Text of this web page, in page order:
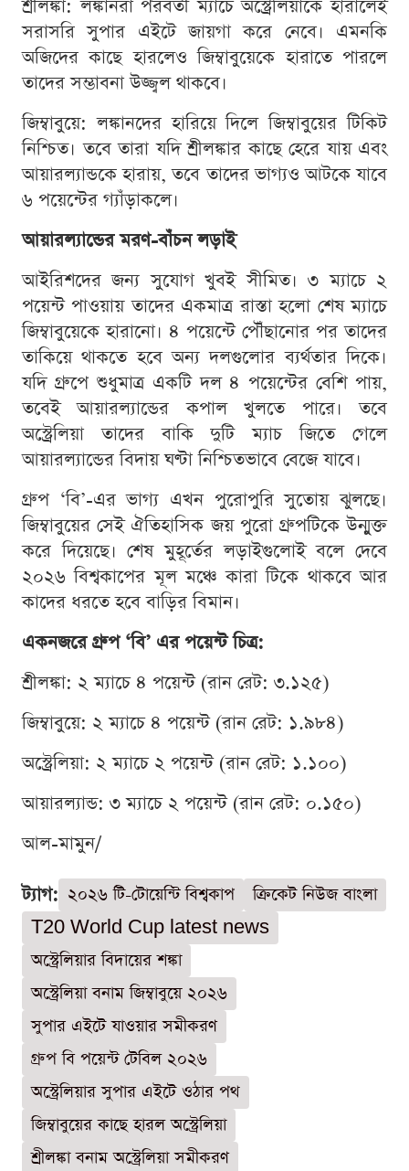
শ্রীলঙ্কা: লঙ্কানরা পরবর্তী ম্যাচে অস্ট্রেলিয়াকে হারালেই
সরাসরি সুপার এইটে জায়গা করে নেবে। এমনকি
অজিদের কাছে হারলেও জিম্বাবুয়েকে হারাতে পারলে
তাদের সম্ভাবনা উজ্জ্বল থাকবে।
জিম্বাবুয়ে: লঙ্কানদের হারিয়ে দিলে জিম্বাবুয়ের টিকিট
নিশ্চিত। তবে তারা যদি শ্রীলঙ্কার কাছে হেরে যায় এবং
আয়ারল্যান্ডকে হারায়, তবে তাদের ভাগ্যও আটকে যাবে
৬ পয়েন্টের গ্যাঁড়াকলে।
আয়ারল্যান্ডের মরণ-বাঁচন লড়াই
আইরিশদের জন্য সুযোগ খুবই সীমিত। ৩ ম্যাচে ২
পয়েন্ট পাওয়ায় তাদের একমাত্র রাস্তা হলো শেষ ম্যাচে
জিম্বাবুয়েকে হারানো। ৪ পয়েন্টে পৌঁছানোর পর তাদের
তাকিয়ে থাকতে হবে অন্য দলগুলোর ব্যর্থতার দিকে।
যদি গ্রুপে শুধুমাত্র একটি দল ৪ পয়েন্টের বেশি পায়,
তবেই আয়ারল্যান্ডের কপাল খুলতে পারে। তবে
অস্ট্রেলিয়া তাদের বাকি দুটি ম্যাচ জিতে গেলে
আয়ারল্যান্ডের বিদায় ঘণ্টা নিশ্চিতভাবে বেজে যাবে।
গ্রুপ ‘বি’-এর ভাগ্য এখন পুরোপুরি সুতোয় ঝুলছে।
জিম্বাবুয়ের সেই ঐতিহাসিক জয় পুরো গ্রুপটিকে উন্মুক্ত
করে দিয়েছে। শেষ মুহূর্তের লড়াইগুলোই বলে দেবে
২০২৬ বিশ্বকাপের মূল মঞ্চে কারা টিকে থাকবে আর
কাদের ধরতে হবে বাড়ির বিমান।
একনজরে গ্রুপ ‘বি’ এর পয়েন্ট চিত্র:
শ্রীলঙ্কা: ২ ম্যাচে ৪ পয়েন্ট (রান রেট: ৩.১২৫)
জিম্বাবুয়ে: ২ ম্যাচে ৪ পয়েন্ট (রান রেট: ১.৯৮৪)
অস্ট্রেলিয়া: ২ ম্যাচে ২ পয়েন্ট (রান রেট: ১.১০০)
আয়ারল্যান্ড: ৩ ম্যাচে ২ পয়েন্ট (রান রেট: ০.১৫০)
আল-মামুন/
ট্যাগ: ২০২৬ টি-টোয়েন্টি বিশ্বকাপ
ক্রিকেট নিউজ বাংলা
T20 World Cup latest news
অস্ট্রেলিয়ার বিদায়ের শঙ্কা
অস্ট্রেলিয়া বনাম জিম্বাবুয়ে ২০২৬
সুপার এইটে যাওয়ার সমীকরণ
গ্রুপ বি পয়েন্ট টেবিল ২০২৬
অস্ট্রেলিয়ার সুপার এইটে ওঠার পথ
জিম্বাবুয়ের কাছে হারল অস্ট্রেলিয়া
শ্রীলঙ্কা বনাম অস্ট্রেলিয়া সমীকরণ